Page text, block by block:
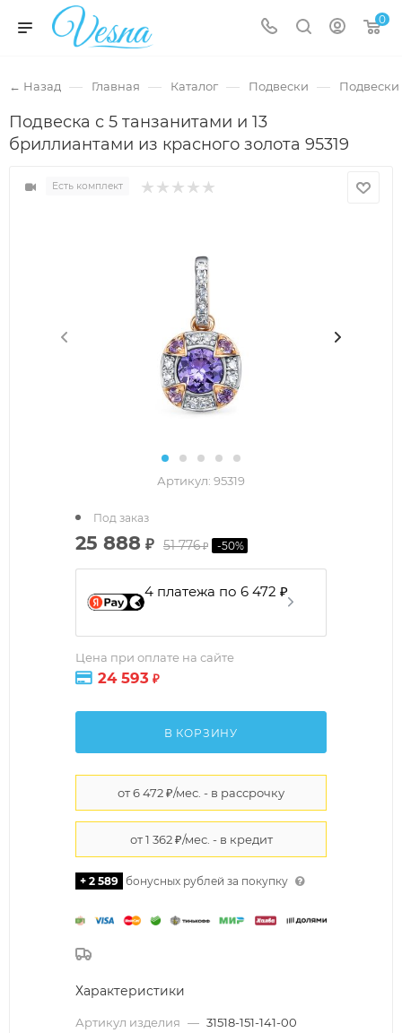
0
← Назад — Главная — Каталог — Подвески — Подвески
Подвеска с 5 танзанитами и 13
бриллиантами из красного золота 95319
Есть комплект
Артикул: 95319
25 888 ₽ 51 776₽ -50%
4 платежа по 6 472 ₽
Цена при оплате на сайте
24 593 ₽
Под заказ
В КОРЗИНУ
+ 2 589 бонусных рублей за покупку
Характеристики
Артикул изделия — 31518-151-141-00